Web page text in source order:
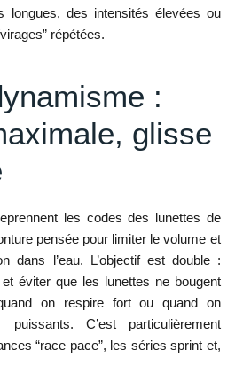
longues, des intensités élevées ou
répétées.
:
glisse
les codes des lunettes de
pensée pour limiter le volume et
dans l’eau. L’objectif est double :
et éviter que les lunettes ne bougent
on respire fort ou quand on
C’est particulièrement
“race pace”, les séries sprint et,